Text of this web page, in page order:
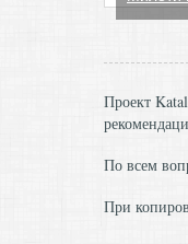
Проект
По всем
При